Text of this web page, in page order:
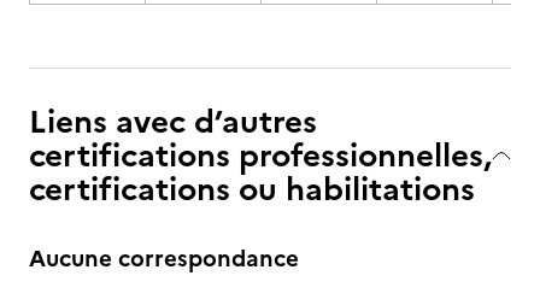
Liens avec d’autres
certifications professionnelles,
certifications ou habilitations
Aucune correspondance